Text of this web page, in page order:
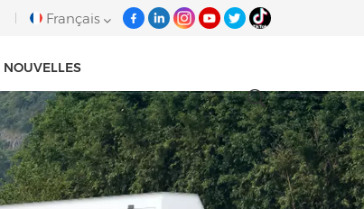
Français
English
français
italiano
NOUVELLES